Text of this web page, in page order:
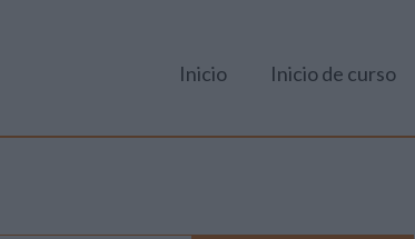
Inicio Inicio de curso